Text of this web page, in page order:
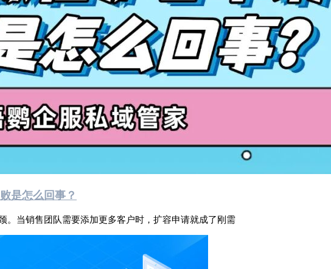
是怎么回事？
当销售团队需要添加更多客户时，扩容申请就成了刚需